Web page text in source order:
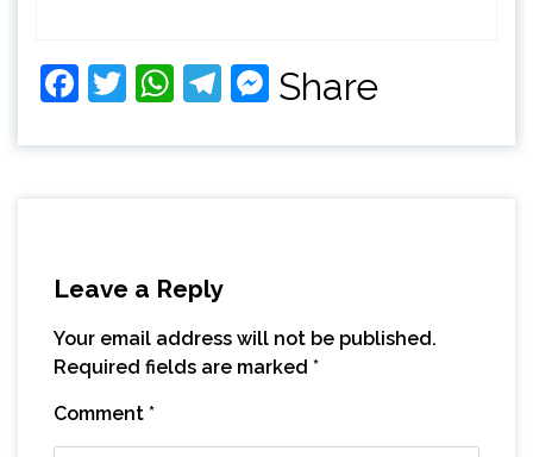
Facebook
Twitter
WhatsApp
Telegram
Messenger
Share
Leave a Reply
Your email address will not be published.
Required fields are marked *
Comment *